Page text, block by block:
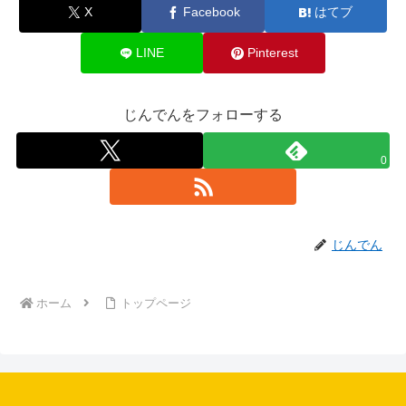
X Facebook はてブ
LINE Pinterest
じんでんをフォローする
0
じんでん
ホーム トップページ